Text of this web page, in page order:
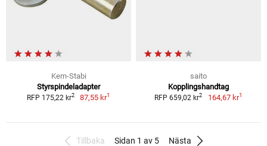
Kern-Stabi
Styrspindeladapter
RFP 175,22 kr2 87,55 kr1
saito
Kopplingshandtag
RFP 659,02 kr2 164,67 kr1
Tillbaka Sidan 1 av 5 Nästa